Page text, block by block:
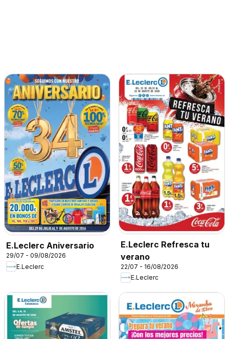
E.Leclerc Aniversario
29/07 - 09/08/2026
E.Leclerc
E.Leclerc Refresca tu
verano
22/07 - 16/08/2026
E.Leclerc